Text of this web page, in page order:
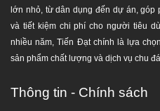
lớn nhỏ, từ dân dụng đến dự án,
và tiết kiệm chi phí cho người tiêu
nhiều năm, Tiến Đạt chính là lựa
sản phẩm chất lượng và dịch vụ chu
Thông tin - Chính sách